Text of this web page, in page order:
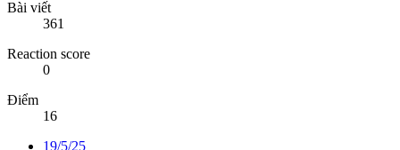
Bài viết
361
Reaction score
0
Điểm
16
19/5/25